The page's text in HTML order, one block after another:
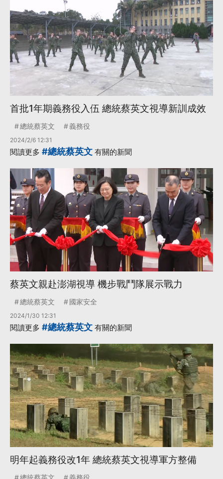
首批1年期義務役入伍 總統蔡英文視導新訓成效
總統蔡英文 義務役
2024/2/6 12:31
閱讀更多 #總統蔡英文 有關的新聞
蔡英文親赴澎湖視導 機步戰鬥隊展示戰力
總統蔡英文 國家安全
2024/1/30 12:31
閱讀更多 #總統蔡英文 有關的新聞
明年起義務役改1年 總統蔡英文視導軍方整備
總統蔡英文 義務役